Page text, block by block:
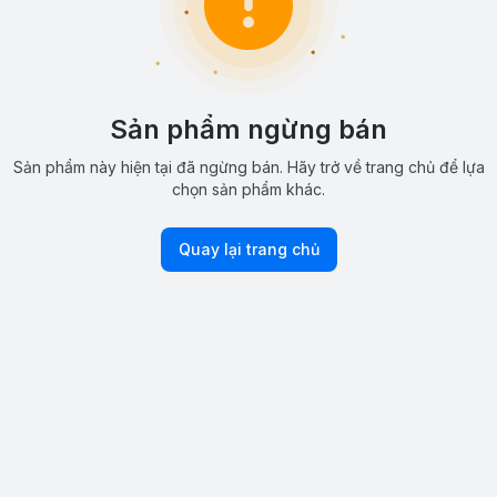
Sản phẩm ngừng bán
Sản phẩm này hiện tại đã ngừng bán. Hãy trở về trang chủ để lựa
chọn sản phẩm khác.
Quay lại trang chủ